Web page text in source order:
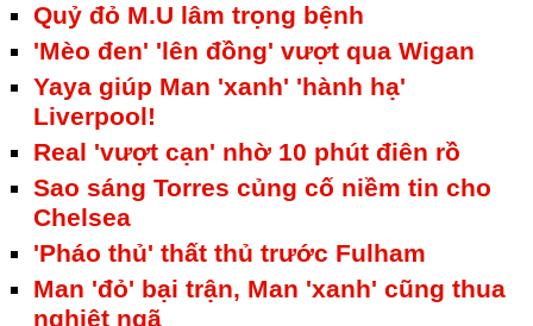
Quỷ đỏ M.U lâm trọng bệnh
'Mèo đen' 'lên đồng' vượt qua Wigan
Yaya giúp Man 'xanh' 'hành hạ'
Liverpool!
Real 'vượt cạn' nhờ 10 phút điên rồ
Sao sáng Torres củng cố niềm tin cho
Chelsea
'Pháo thủ' thất thủ trước Fulham
Man 'đỏ' bại trận, Man 'xanh' cũng thua
nghiệt ngã